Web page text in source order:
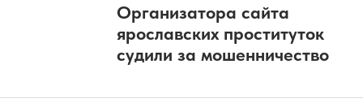
Организатора сайта
ярославских проституток
судили за мошенничество